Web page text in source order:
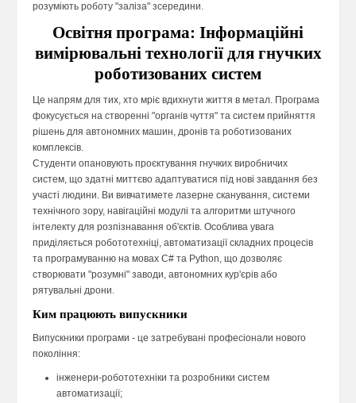
розуміють роботу "заліза" зсередини.
Освітня програма: Інформаційні
вимірювальні технології для гнучких
роботизованих систем
Це напрям для тих, хто мріє вдихнути життя в метал. Програма
фокусується на створенні "органів чуття" та систем прийняття
рішень для автономних машин, дронів та роботизованих
комплексів.
Студенти опановують проєктування гнучких виробничих
систем, що здатні миттєво адаптуватися під нові завдання без
участі людини. Ви вивчатимете лазерне сканування, системи
технічного зору, навігаційні модулі та алгоритми штучного
інтелекту для розпізнавання об'єктів. Особлива увага
приділяється робототехніці, автоматизації складних процесів
та програмуванню на мовах C# та Python, що дозволяє
створювати "розумні" заводи, автономних кур'єрів або
рятувальні дрони.
Ким працюють випускники
Випускники програми - це затребувані професіонали нового
покоління:
інженери-робототехніки та розробники систем
автоматизації;